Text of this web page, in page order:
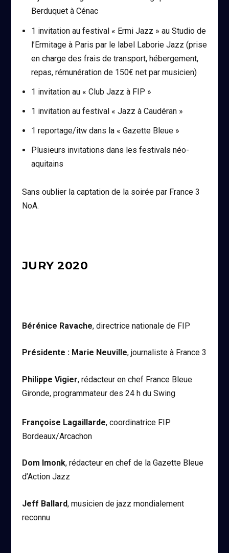
Berduquet à Cénac
1 invitation au festival « Ermi Jazz » au Studio de
l’Ermitage à Paris par le label Laborie Jazz (prise
en charge des frais de transport, hébergement,
repas, rémunération de 150€ net par musicien)
1 invitation au « Club Jazz à FIP »
1 invitation au festival « Jazz à Caudéran »
1 reportage/itw dans la « Gazette Bleue »
Plusieurs invitations dans les festivals néo-
aquitains
Sans oublier la captation de la soirée par France 3
NoA.
JURY 2020
Bérénice Ravache, directrice nationale de FIP
Présidente : Marie Neuville, journaliste à France 3
Philippe Vigier, rédacteur en chef France Bleue
Gironde, programmateur des 24 h du Swing
Françoise Lagaillarde, coordinatrice FIP
Bordeaux/Arcachon
Dom Imonk, rédacteur en chef de la Gazette Bleue
d’Action Jazz
Jeff Ballard, musicien de jazz mondialement
reconnu